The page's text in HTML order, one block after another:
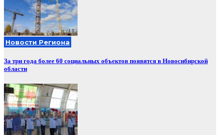
Новости Региона
За три года более 60 социальных объектов появятся в Новосибирской
области